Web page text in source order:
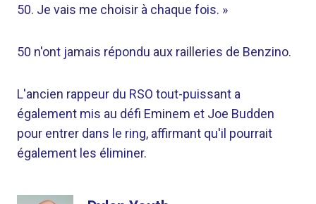
50. Je vais me choisir à chaque fois. »
50 n'ont jamais répondu aux railleries de Benzino.
L'ancien rappeur du RSO tout-puissant a
également mis au défi Eminem et Joe Budden
pour entrer dans le ring, affirmant qu'il pourrait
également les éliminer.